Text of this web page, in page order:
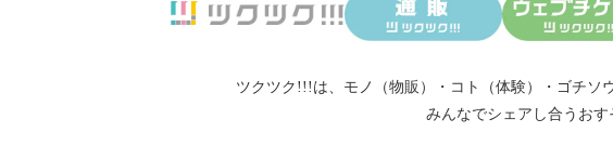
ツクツク!!!は、 モノ（物販） ・ コト（体験） ・ ゴチソ
みんなでシェアし合う おす